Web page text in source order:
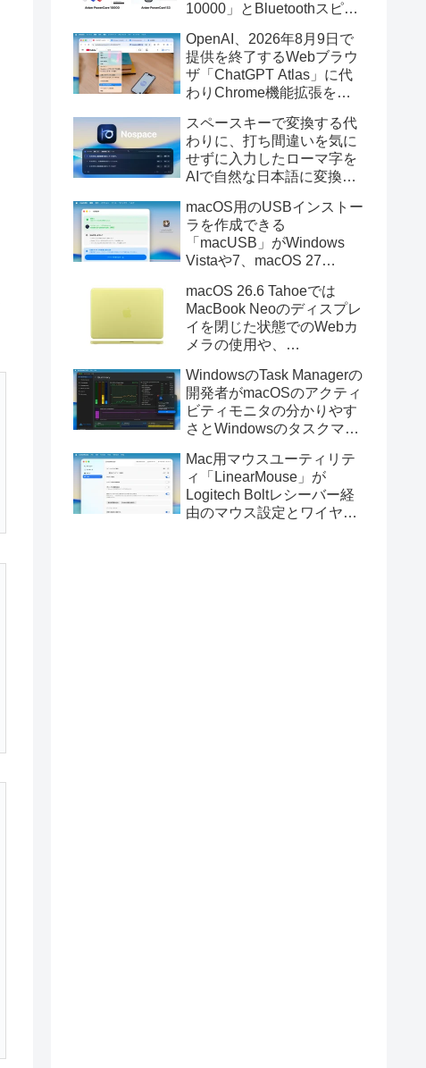
10000」とBluetoothスピー
辺を焼損する火災が6月に3
件発生していたそうなので
注意を。
OpenAI、2026年8月9日で
提供を終了するWebブラウ
ザ「ChatGPT Atlas」に代
わりChrome機能拡張をア
画の質問やAsk ChatGPT機
能を追加。
スペースキーで変換する代
わりに、打ち間違いを気に
せずに入力したローマ字を
AIで自然な日本語に変換し
力アプリ「Nospace」がリ
リース。
macOS用のUSBインストー
ラを作成できる
「macUSB」がWindows
Vistaや7、macOS 27
トーラの作成に対応。
macOS 26.6 Tahoeでは
MacBook Neoのディスプレ
イを閉じた状態でのWebカ
メラの使用や、
利用しMacBook Neoを復元
する際の安定性が向上。
WindowsのTask Managerの
開発者がmacOSのアクティ
ビティモニタの分かりやす
さとWindowsのタスクマネ
Mac用システムモニタアプ
リ「Task Manager TMOG」
のBeta版を公開。
Mac用マウスユーティリテ
ィ「LinearMouse」が
Logitech Boltレシーバー経
由のマウス設定とワイヤレ